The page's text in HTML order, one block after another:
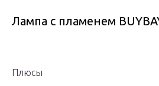
Лампа с пламенем
Плюсы